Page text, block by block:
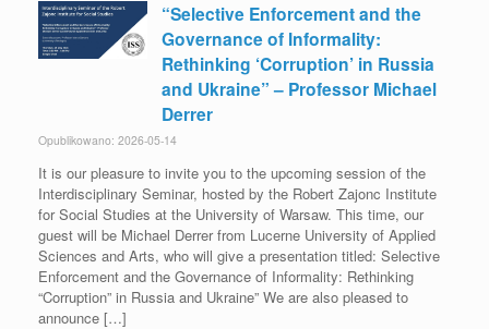
“Selective Enforcement and the
Governance of Informality:
Rethinking ‘Corruption’ in Russia
and Ukraine” – Professor Michael
Derrer
Opublikowano: 2026-05-14
It is our pleasure to invite you to the upcoming session of the
Interdisciplinary Seminar, hosted by the Robert Zajonc Institute
for Social Studies at the University of Warsaw. This time, our
guest will be Michael Derrer from Lucerne University of Applied
Sciences and Arts, who will give a presentation titled: Selective
Enforcement and the Governance of Informality: Rethinking
“Corruption” in Russia and Ukraine” We are also pleased to
announce […]